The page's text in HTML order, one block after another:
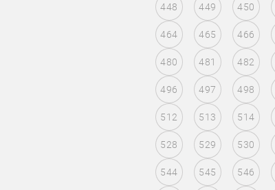
448 449 450
464 465 466
480 481 482
496 497 498
512 513 514
528 529 530
544 545 546